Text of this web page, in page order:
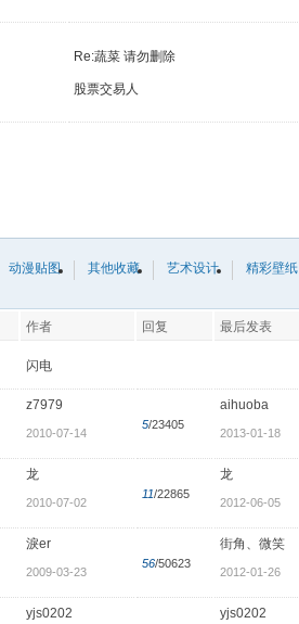
Re:蔬菜 请勿删除
股票交易人
动漫贴图 其他收藏 艺术设计
精彩壁纸
作者 回复 最后发表
闪电
z7979
2010-07-14
5/23405
aihuoba
2013-01-18
龙
2010-07-02
11/22865
龙
2012-06-05
淚er
2009-03-23
56/50623
街角、微笑
2012-01-26
yjs0202 yjs0202